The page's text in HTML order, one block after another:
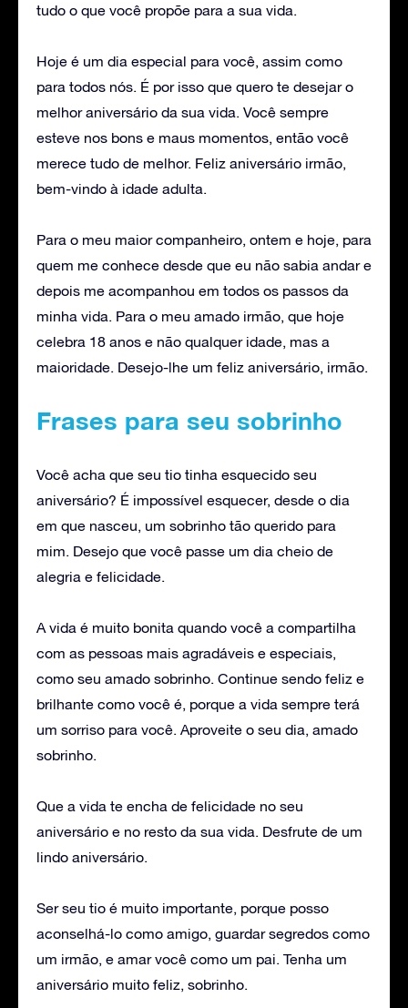
tudo o que você propõe para a sua vida.
Hoje é um dia especial para você, assim como
para todos nós. É por isso que quero te desejar o
melhor aniversário da sua vida. Você sempre
esteve nos bons e maus momentos, então você
merece tudo de melhor. Feliz aniversário irmão,
bem-vindo à idade adulta.
Para o meu maior companheiro, ontem e hoje, para
quem me conhece desde que eu não sabia andar e
depois me acompanhou em todos os passos da
minha vida. Para o meu amado irmão, que hoje
celebra 18 anos e não qualquer idade, mas a
maioridade. Desejo-lhe um feliz aniversário, irmão.
Frases para seu sobrinho
Você acha que seu tio tinha esquecido seu
aniversário? É impossível esquecer, desde o dia
em que nasceu, um sobrinho tão querido para
mim. Desejo que você passe um dia cheio de
alegria e felicidade.
A vida é muito bonita quando você a compartilha
com as pessoas mais agradáveis e especiais,
como seu amado sobrinho. Continue sendo feliz e
brilhante como você é, porque a vida sempre terá
um sorriso para você. Aproveite o seu dia, amado
sobrinho.
Que a vida te encha de felicidade no seu
aniversário e no resto da sua vida. Desfrute de um
lindo aniversário.
Ser seu tio é muito importante, porque posso
aconselhá-lo como amigo, guardar segredos como
um irmão, e amar você como um pai. Tenha um
aniversário muito feliz, sobrinho.